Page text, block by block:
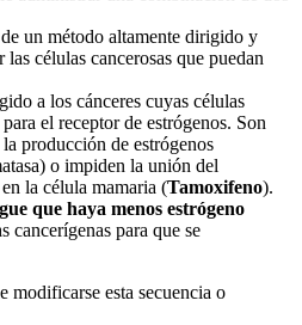
de un método altamente dirigido y
células cancerosas que puedan
a los cánceres cuyas células
el receptor de estrógenos. Son
producción de estrógenos
o impiden la unión del
la célula mamaria (Tamoxifeno).
que haya menos estrógeno
cancerígenas para que se
modificarse esta secuencia o